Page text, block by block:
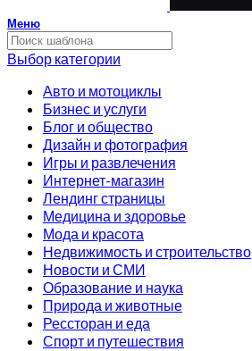
Меню
Выбор категории
Авто и мотоциклы
Бизнес и услуги
Блог и общество
Дизайн и фотография
Игры и развлечения
Интернет-магазин
Лендинг страницы
Медицина и здоровье
Мода и красота
Недвижимость и строительство
Новости и СМИ
Образование и наука
Природа и животные
Рессторан и еда
Спорт и путешествия